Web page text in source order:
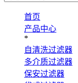
首页
产品中心
*
自清洗过滤器
多介质过滤器
保安过滤器